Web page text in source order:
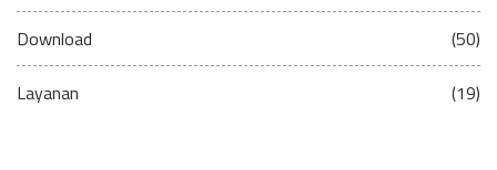
Download (50)
Layanan (19)